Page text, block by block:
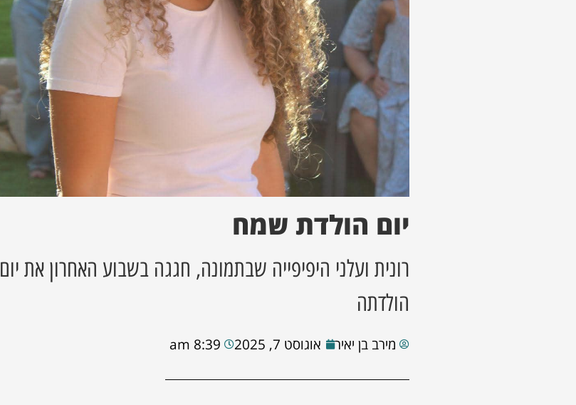
יום הולדת שמח
רונית ועלני היפיפייה שבתמונה, חגגה בשבוע האחרון את יום
הולדתה
מירב בן יאיר אוגוסט 7, 2025 8:39 am